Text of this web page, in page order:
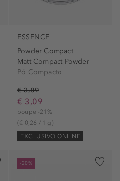
ESSENCE
Powder Compact
Matt Compact Powder
Pó Compacto
€ 3,89
€ 3,09
poupe -21%
(€ 0,26 / 1 g)
EXCLUSIVO ONLINE
-20%